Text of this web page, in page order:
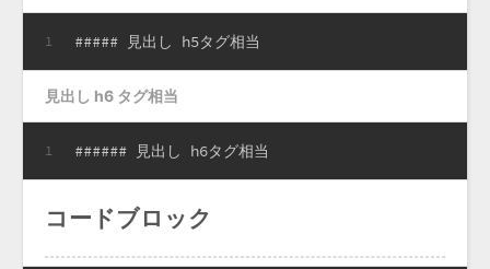
1 ##### 見出し h5タグ相当
見出し h6 タグ相当
1 ###### 見出し h6タグ相当
コードブロック